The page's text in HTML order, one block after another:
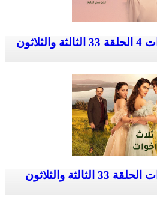
مسلسل ثلاث اخوات 4 الحلقة 33 الثالثة والثلاثون
مسلسل ثلاث اخوات الحلقة 33 الثالثة والثلاثون